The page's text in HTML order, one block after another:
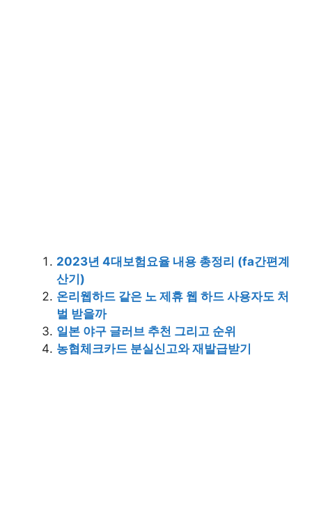
2023년 4대보험요율 내용 총정리 (fa간편계
산기)
온리웹하드 같은 노 제휴 웹 하드 사용자도 처
벌 받을까
일본 야구 글러브 추천 그리고 순위
농협체크카드 분실신고와 재발급받기